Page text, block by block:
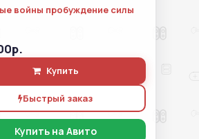
войны пробуждение силы
Купить
Быстрый заказ
Купить на Авито